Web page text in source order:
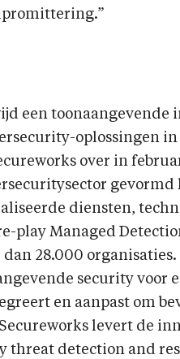
een toonaangevende
oplossingen
over in
diensten,
play Managed
28.000
security voor
en aanpast om
levert de
threat detection and